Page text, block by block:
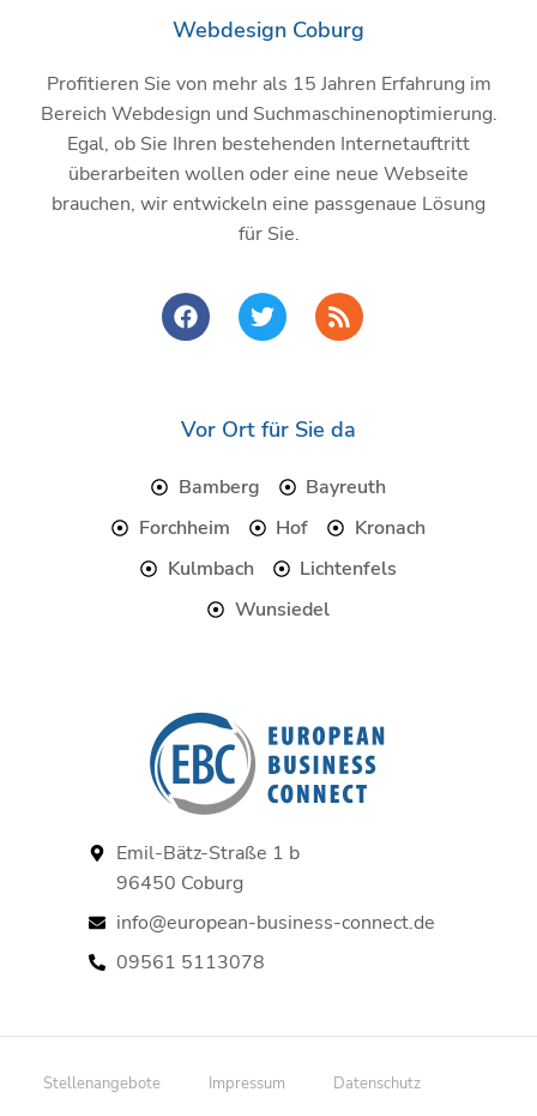
Webdesign Coburg
Profitieren Sie von mehr als 15 Jahren Erfahrung im
Bereich Webdesign und Suchmaschinenoptimierung.
Egal, ob Sie Ihren bestehenden Internetauftritt
überarbeiten wollen oder eine neue Webseite
brauchen, wir entwickeln eine passgenaue Lösung
für Sie.
F
a
c
o
o
T
w
i
e
r
R
s
s
Vor Ort für Sie da
Bamberg
Bayreuth
Forchheim
Hof
Kronach
Kulmbach
Lichtenfels
Wunsiedel
Emil-Bätz-Straße 1 b
96450 Coburg
info@european-business-connect.de
09561 5113078
Stellenangebote Impressum Datenschutz